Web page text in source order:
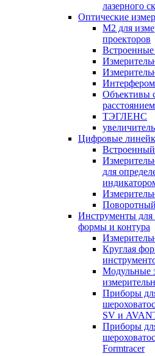
лазерного
Оптические
M2 для
проекторов
Объективы
расстоянием
ТЭГЛЕНС
Цифровые
для
Инструменты для
формы и контура
Круглая
Модульные
Приборы
SV и
Приборы
Formtracer